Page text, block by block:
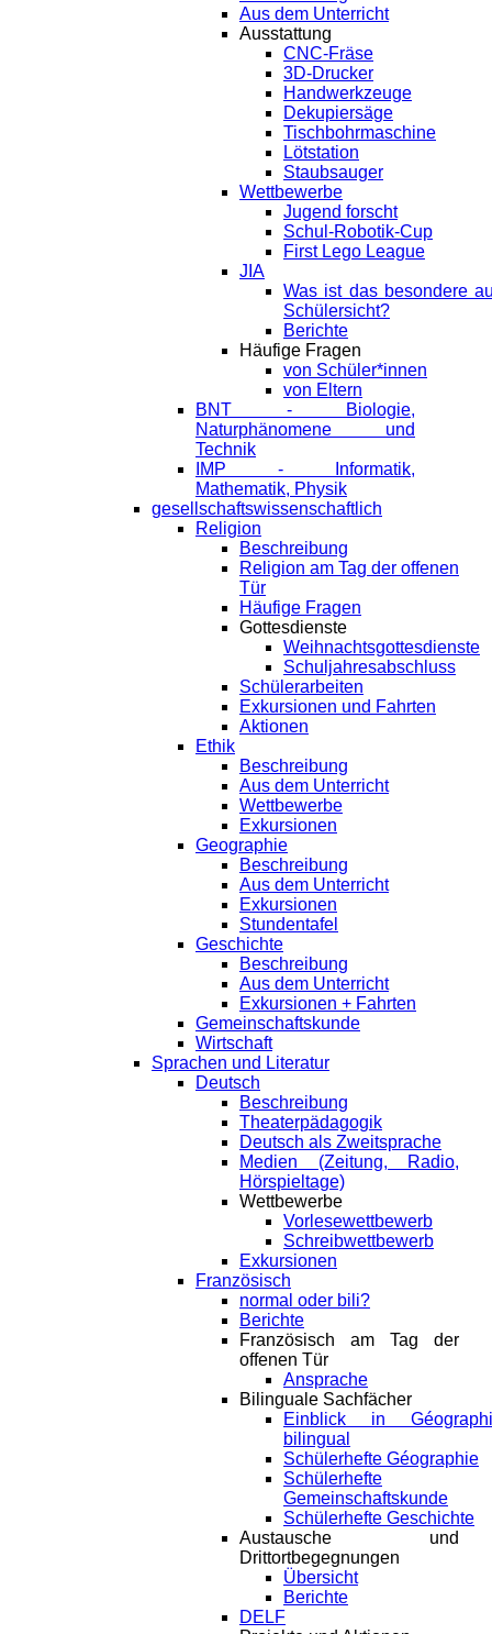
Aus dem Unterricht
Ausstattung
CNC-Fräse
3D-Drucker
Handwerkzeuge
Dekupiersäge
Tischbohrmaschine
Lötstation
Staubsauger
Wettbewerbe
Jugend forscht
Schul-Robotik-Cup
First Lego League
JIA
Was ist das besondere
Schülersicht?
Berichte
Häufige Fragen
von Schüler*innen
von Eltern
BNT - Biologie,
Naturphänomene und
Technik
IMP - Informatik,
Mathematik, Physik
gesellschaftswissenschaftlich
Religion
Beschreibung
Religion am Tag der offenen
Tür
Häufige Fragen
Gottesdienste
Weihnachtsgottesdienste
Schuljahresabschluss
Schülerarbeiten
Exkursionen und Fahrten
Aktionen
Ethik
Beschreibung
Aus dem Unterricht
Wettbewerbe
Exkursionen
Geographie
Beschreibung
Aus dem Unterricht
Exkursionen
Stundentafel
Geschichte
Beschreibung
Aus dem Unterricht
Exkursionen + Fahrten
Gemeinschaftskunde
Wirtschaft
Sprachen und Literatur
Deutsch
Beschreibung
Theaterpädagogik
Deutsch als Zweitsprache
Medien (Zeitung, Radio,
Hörspieltage)
Wettbewerbe
Vorlesewettbewerb
Schreibwettbewerb
Exkursionen
Französisch
normal oder bili?
Berichte
Französisch am Tag der
offenen Tür
Ansprache
Bilinguale Sachfächer
Einblick in
bilingual
Schülerhefte Géographie
Schülerhefte
Gemeinschaftskunde
Schülerhefte Geschichte
Austausche und
Drittortbegegnungen
Übersicht
Berichte
DELF